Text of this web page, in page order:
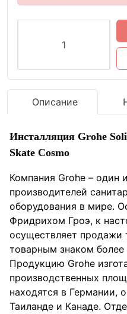
Описание
Инсталляция Grohe
Skate Cosmo
Компания Grohe – один
производителей
оборудования в мире.
Фридрихом Гроэ, к
осуществляет
товарным знаком
Продукцию Grohe
производственных
находятся в Германии,
Таиланде и Канаде.